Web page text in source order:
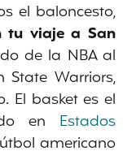
el baloncesto,
tu viaje a San
de la NBA al
State Warriors,
El basket es el
en Estados
americano